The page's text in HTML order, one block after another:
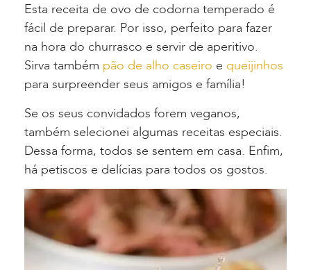
Esta receita de ovo de codorna temperado é
fácil de preparar. Por isso, perfeito para fazer
na hora do churrasco e servir de aperitivo.
Sirva também pão de alho caseiro e queijinhos
para surpreender seus amigos e família!
Se os seus convidados forem veganos,
também selecionei algumas receitas especiais.
Dessa forma, todos se sentem em casa. Enfim,
há petiscos e delícias para todos os gostos.